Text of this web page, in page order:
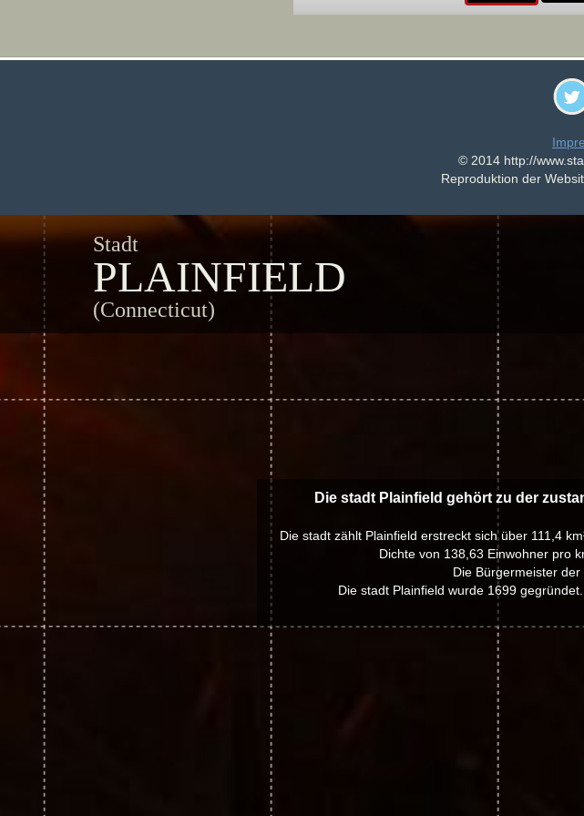
© 2014 http://
Reproduktion der
Stadt
PLAINFIELD
(Connecticut)
Die stadt Plainfield gehört zu der
Die stadt zählt Plainfield erstreckt sich über 111,4
Dichte von 138,63 Einwohner pro
Die Bürgermeister der
Die stadt Plainfield wurde 1699